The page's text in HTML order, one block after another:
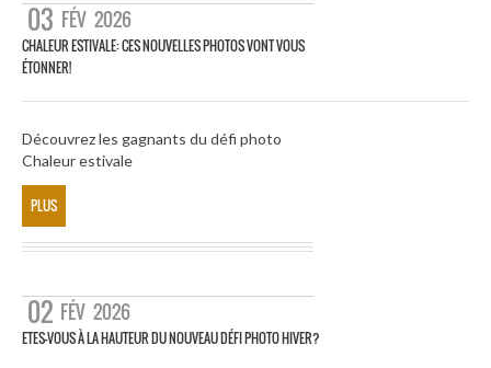
03 FÉV 2026
CHALEUR ESTIVALE: CES NOUVELLES PHOTOS VONT VOUS
ÉTONNER!
Découvrez les gagnants du défi photo
Chaleur estivale
PLUS
02 FÉV 2026
ETES-VOUS À LA HAUTEUR DU NOUVEAU DÉFI PHOTO HIVER?